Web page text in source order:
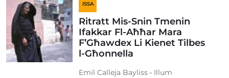
ISSA
Ritratt Mis-Snin Tmenin
Ifakkar Fl-Aħħar Mara
F’Għawdex Li Kienet Tilbes
l-Għonnella
Emil Calleja Bayliss • Illum